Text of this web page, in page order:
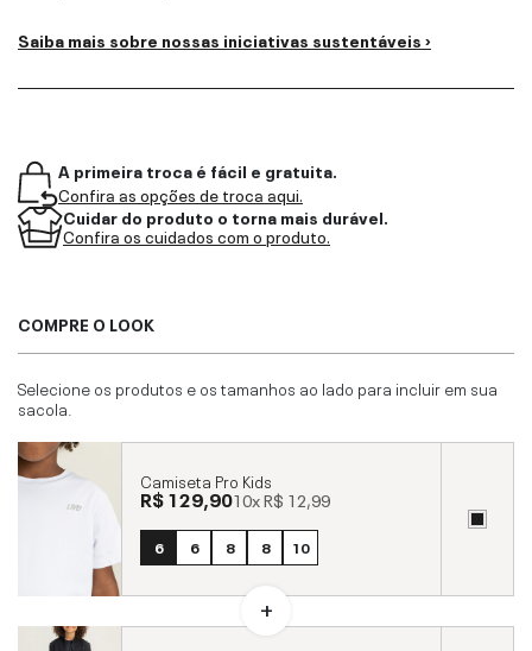
Saiba mais sobre nossas iniciativas sustentáveis ›
A primeira troca é fácil e gratuita.
Confira as opções de troca aqui.
Cuidar do produto o torna mais durável.
Confira os cuidados com o produto.
COMPRE O LOOK
Selecione os produtos e os tamanhos ao lado para incluir em sua
sacola.
Camiseta Pro Kids
R$ 129,9010xR$ 12,99
6 6 8 8 10